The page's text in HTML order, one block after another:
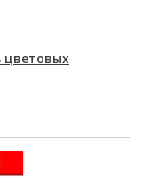
цветовых